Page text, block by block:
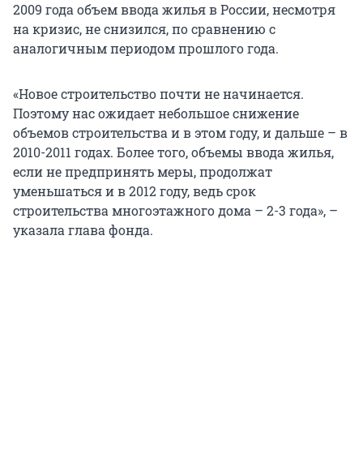
2009 года объем ввода жилья в России, несмотря
на кризис, не снизился, по сравнению с
аналогичным периодом прошлого года.
«Новое строительство почти не начинается.
Поэтому нас ожидает небольшое снижение
объемов строительства и в этом году, и дальше – в
2010-2011 годах. Более того, объемы ввода жилья,
если не предпринять меры, продолжат
уменьшаться и в 2012 году, ведь срок
строительства многоэтажного дома – 2-3 года», –
указала глава фонда.